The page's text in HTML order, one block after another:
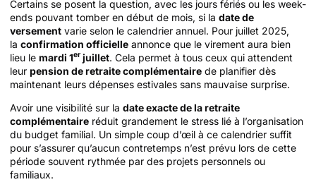
Certains se posent la question, avec les jours fériés ou les week-
ends pouvant tomber en début de mois, si la date de
versement varie selon le calendrier annuel. Pour juillet 2025,
la confirmation officielle annonce que le virement aura bien
lieu le mardi 1er juillet. Cela permet à tous ceux qui attendent
leur pension de retraite complémentaire de planifier dès
maintenant leurs dépenses estivales sans mauvaise surprise.
Avoir une visibilité sur la date exacte de la retraite
complémentaire réduit grandement le stress lié à l’organisation
du budget familial. Un simple coup d’œil à ce calendrier suffit
pour s’assurer qu’aucun contretemps n’est prévu lors de cette
période souvent rythmée par des projets personnels ou
familiaux.